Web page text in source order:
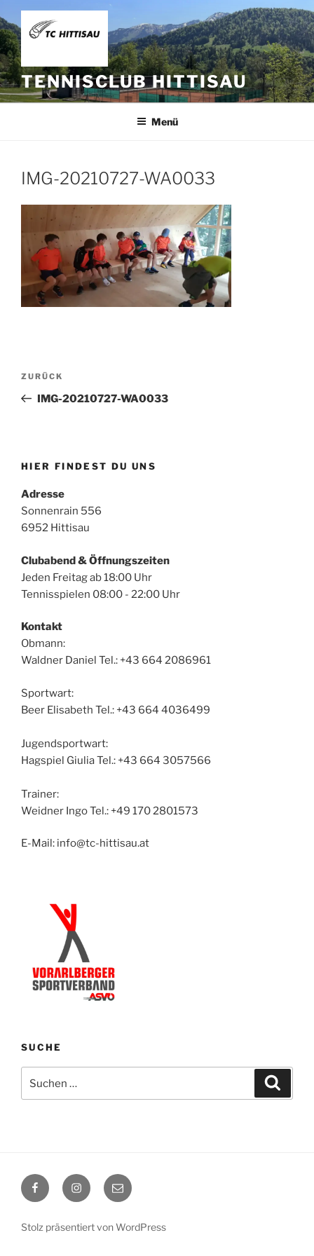
Zum
Inhalt
springen
TENNISCLUB HITTISAU
Menü
IMG-20210727-WA0033
Beitragsnavigation
Vorheriger
Beitrag
ZURÜCK
IMG-20210727-WA0033
HIER FINDEST DU UNS
Adresse
Sonnenrain 556
6952 Hittisau
Clubabend & Öffnungszeiten
Jeden Freitag ab 18:00 Uhr
Tennisspielen 08:00 - 22:00 Uhr
Kontakt
Obmann:
Waldner Daniel Tel.: +43 664 2086961
Sportwart:
Beer Elisabeth Tel.: +43 664 4036499
Jugendsportwart:
Hagspiel Giulia Tel.: +43 664 3057566
Trainer:
Weidner Ingo Tel.: +49 170 2801573
E-Mail: info@tc-hittisau.at
SUCHE
nach:
FacebookInstagram
E-
Mail
Stolz präsentiert von WordPress